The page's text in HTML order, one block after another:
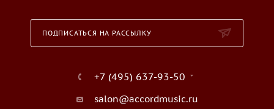
ПОДПИСАТЬСЯ НА РАССЫЛКУ
+7 (495) 637-93-50
salon@accordmusic.ru